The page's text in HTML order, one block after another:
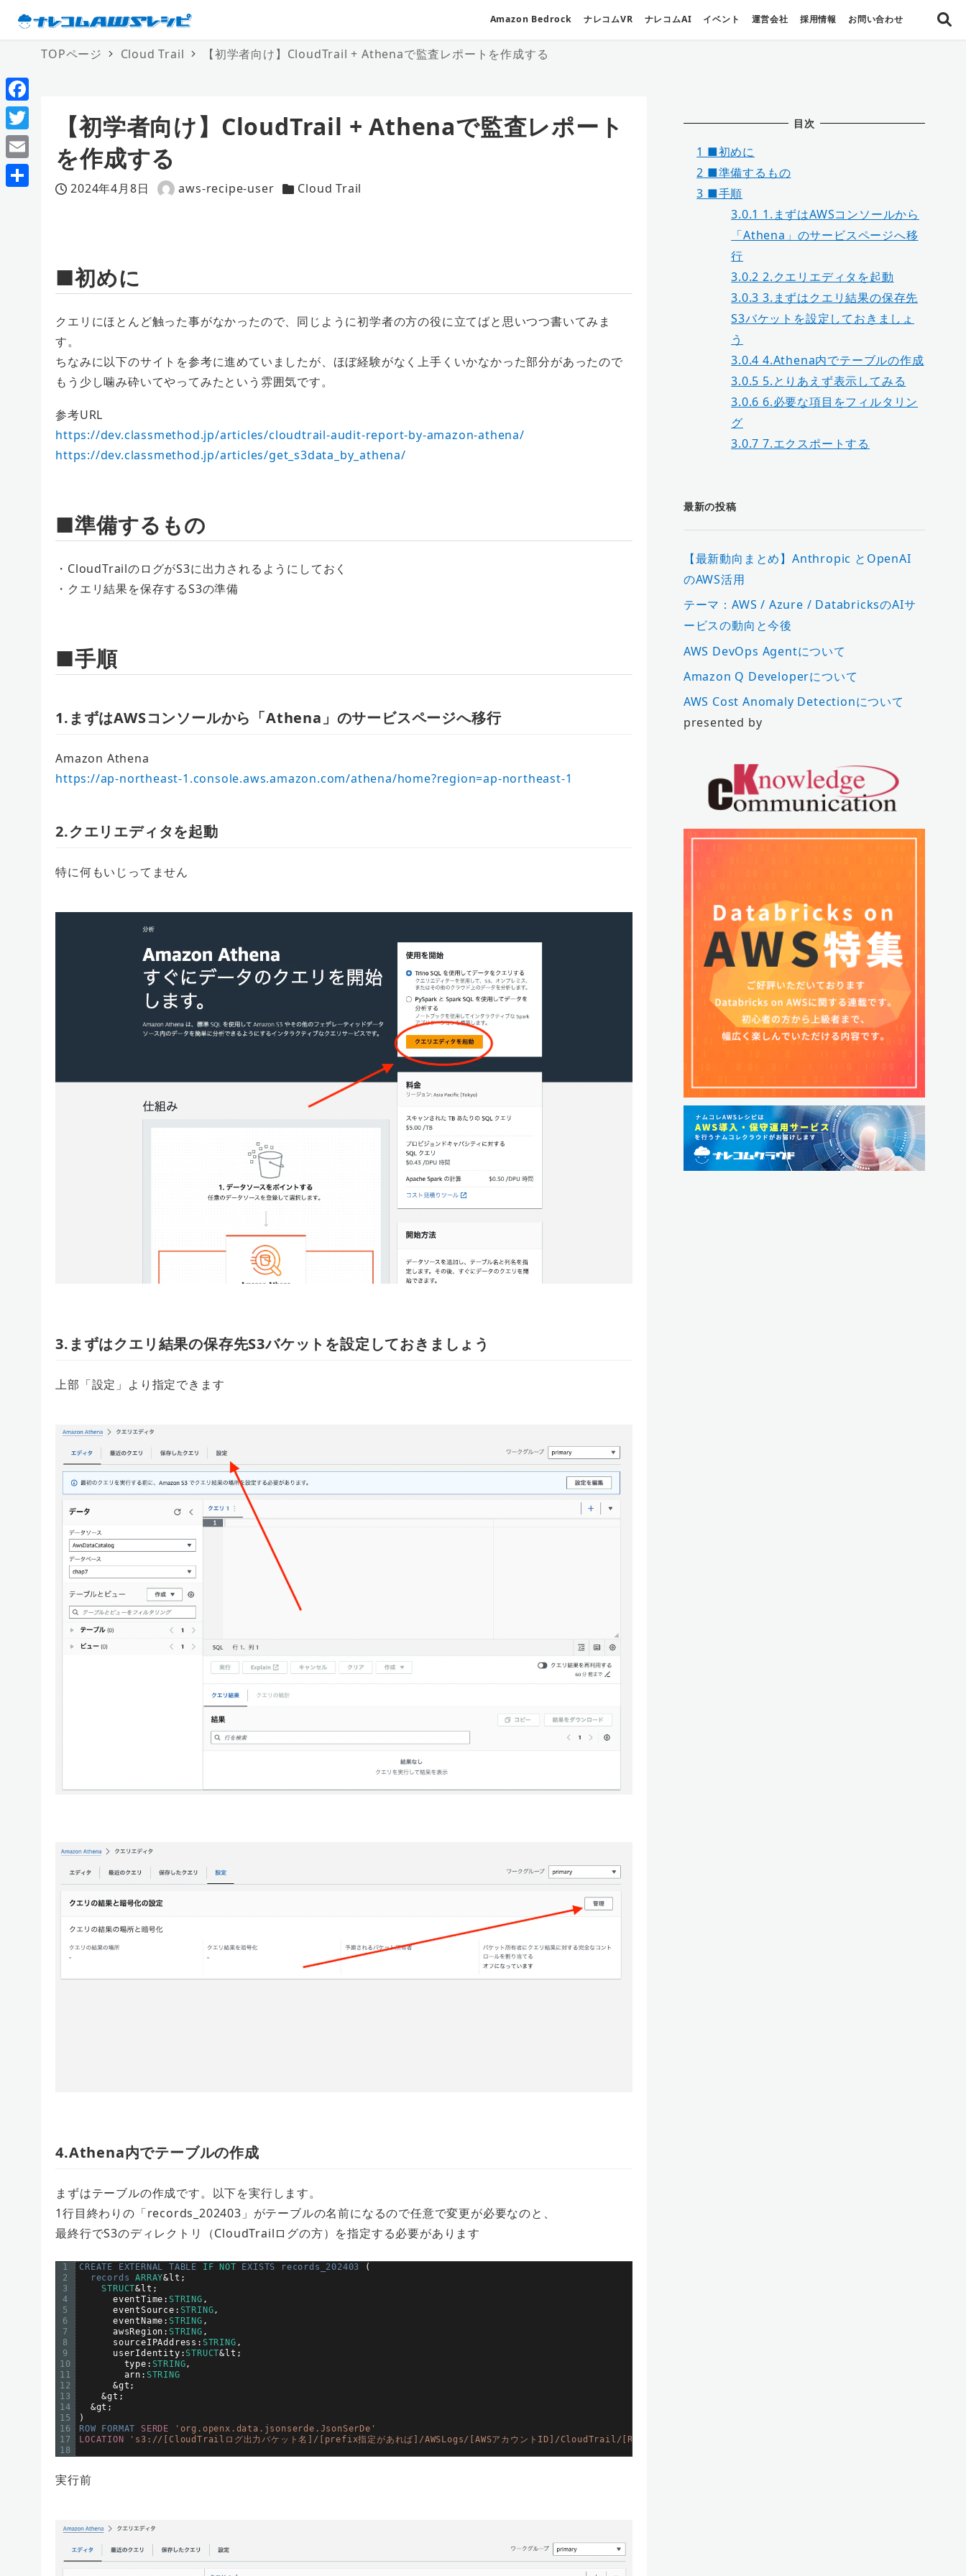
Amazon Bedrock ナレコムVR ナレコムAI イベント 運営会社 採用情報 お問い合わせ
TOPページ Cloud Trail 【初学者向け】CloudTrail + Athenaで監査レポートを作成する
【初学者向け】CloudTrail + Athenaで監査レポート
を作成する
投稿日
2024年4月8日
著
aws-recipe-user
カテゴリー
Cloud Trail
■初めに
クエリにほとんど触った事がなかったので、同じように初学者の方の役に立てばと思いつつ書いてみま
す。
ちなみに以下のサイトを参考に進めていましたが、ほぼ経験がなく上手くいかなかった部分があったので
もう少し噛み砕いてやってみたという雰囲気です。
参考URL
https://dev.classmethod.jp/articles/cloudtrail-audit-report-by-amazon-athena/
https://dev.classmethod.jp/articles/get_s3data_by_athena/
■準備するもの
・CloudTrailのログがS3に出力されるようにしておく
・クエリ結果を保存するS3の準備
■手順
1.まずはAWSコンソールから「Athena」のサービスページへ移行
Amazon Athena
https://ap-northeast-1.console.aws.amazon.com/athena/home?region=ap-northeast-1
2.クエリエディタを起動
特に何もいじってません
3.まずはクエリ結果の保存先S3バケットを設定しておきましょう
上部「設定」より指定できます
4.Athena内でテーブルの作成
まずはテーブルの作成です。以下を実行します。
1行目終わりの「records_202403」がテーブルの名前になるので任意で変更が必要なのと、
最終行でS3のディレクトリ（CloudTrailログの方）を指定する必要があります
1
2
3
4
5
6
7
8
9
10
11
12
13
14
15
16
17
18
CREATE EXTERNAL TABLE IF NOT EXISTS records_202403
(
records ARRAY& lt ;
STRUCT& lt ;
eventTime : STRING ,
eventSource : STRING,
eventName : STRING ,
awsRegion : STRING ,
sourceIPAddress : STRING ,
userIdentity : STRUCT& lt ;
type : STRING,
arn : STRING
&gt ;
&gt ;
&gt ;
)
ROW
FORMAT SERDE
'org.openx.data.jsonserde.JsonSerDe'
LOCATION
's3://[CloudTrailログ出力バケット名]/[prefix指定があれば]/AWSLogs/[AWSアカウントID]/CloudTrail/[Region]/2024/03'
実行前
目次
1 ■初めに
2 ■準備するもの
3 ■手順
3.0.1 1.まずはAWSコンソールから
「Athena」のサービスページへ移
行
3.0.2 2.クエリエディタを起動
3.0.3 3.まずはクエリ結果の保存先
S3バケットを設定しておきましょ
う
3.0.4 4.Athena内でテーブルの作成
3.0.5 5.とりあえず表示してみる
3.0.6 6.必要な項目をフィルタリン
グ
3.0.7 7.エクスポートする
最新の投稿
【最新動向まとめ】Anthropic とOpenAI
のAWS活用
テーマ：AWS / Azure / DatabricksのAIサ
ービスの動向と今後
AWS DevOps Agentについて
Amazon Q Developerについて
AWS Cost Anomaly Detectionについて
presented by
F
a
c
e
T
w
i
E